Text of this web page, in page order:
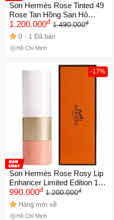
Son Hermès Rose Tinted 49
Rose Tan Hồng San Hô
Chính Hãng - Son Môi Cao
Cấp Limited Edition Dưỡng
Ẩm Tự Nhiên
1.200.000đ 1.490.000đ
0 1 Đã bán
Hồ Chí Minh
-17%
Son Hermès Rose Rosy Lip
Enhancer Limited Edition 14 -
Son Môi Màu Cam San Hô
Sang Trọng, Khả Năng Giữ
Màu Lâu, Đẳng Cấp
990.000đ 1.200.000đ
Hàng mới về
Hồ Chí Minh